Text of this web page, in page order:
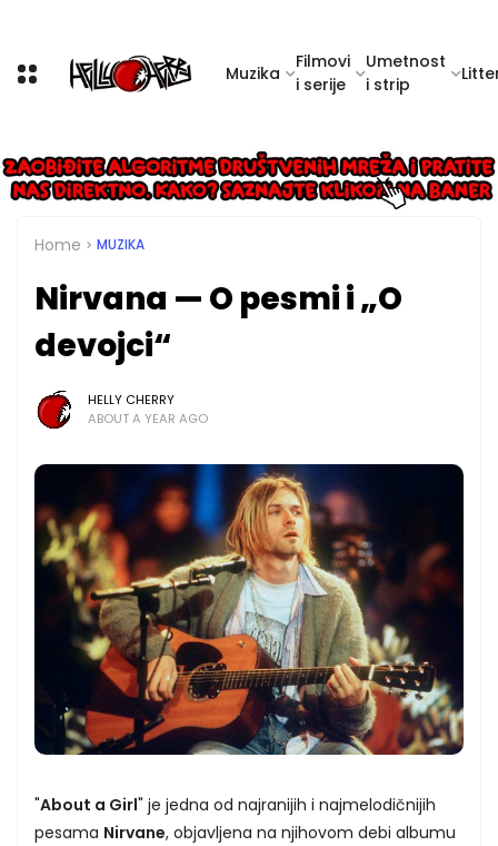
Muzika
Filmovi
i serije
Umetnost
i strip
Home MUZIKA
Nirvana — O pesmi i „O
devojci“
HELLY CHERRY
ABOUT A YEAR AGO
"About a Girl" je jedna od najranijih i najmelodičnijih
pesama Nirvane, objavljena na njihovom debi albumu